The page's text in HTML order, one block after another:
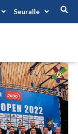
Seuralle